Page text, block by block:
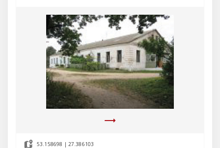
53.158698 | 27.386103